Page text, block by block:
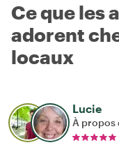
Ce que les
adorent
locaux
Lucie
À propos